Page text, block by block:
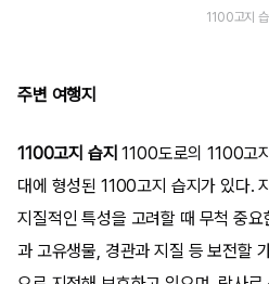
1100고지
주변 여행지
1100고지 습지 1100도로의 1100고
대에 형성된 1100고지 습지가 있다.
지질적인 특성을 고려할 때 무척 중
과 고유생물, 경관과 지질 등 보전할